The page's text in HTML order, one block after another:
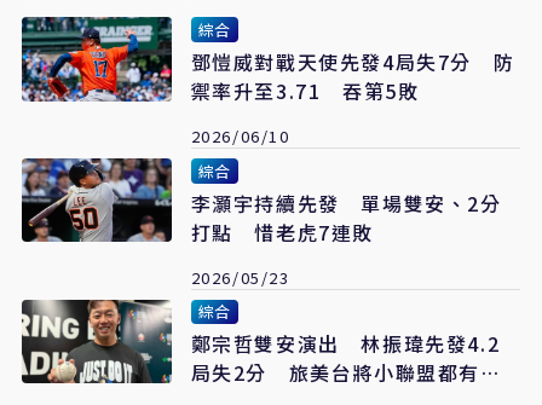
綜合
鄧愷威對戰天使先發4局失7分 防
禦率升至3.71 吞第5敗
2026/06/10
綜合
李灝宇持續先發 單場雙安、2分
打點 惜老虎7連敗
2026/05/23
綜合
鄭宗哲雙安演出 林振瑋先發4.2
局失2分 旅美台將小聯盟都有好